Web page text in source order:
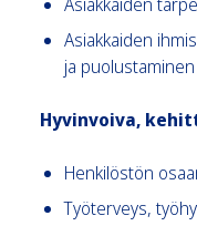
Asiakkaiden
ja puolustaminen
Hyvinvoiva,
Henkilöstön
Työterveys,